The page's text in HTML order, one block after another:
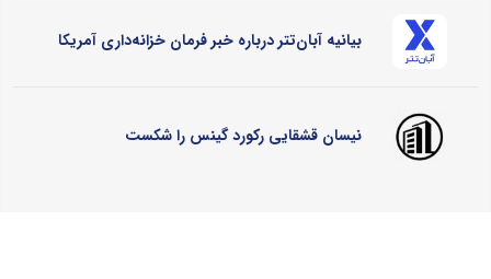
بیانیه آبان‌تتر درباره خبر فرمان خزانه‌داری آمریکا
نیسان قشقایی رکورد گینس را شکست